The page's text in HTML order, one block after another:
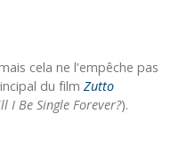
cela ne l'empêche pas
du film Zutto
I Be Single Forever?).